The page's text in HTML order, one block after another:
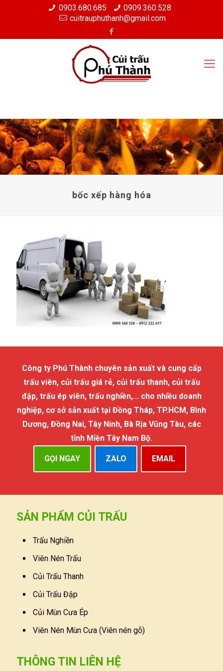
0903.680.685
0909.360.528
cuitrauphuthanh@gmail.com
bốc xếp hàng hóa
Công ty Phú Thành chuyên sản xuất và cung cấp
trấu viên, củi trấu giá rẻ, củi trấu thanh, củi trấu
đập, trấu ép viên, trấu nghiền,... cho nhiều doanh
nghiệp, cơ sở sản xuất tại Đồng Tháp, TP.HCM, Bình
Dương, Đồng Nai, Tây Ninh, Bà Rịa Vũng Tàu, các
tỉnh Miền Tây Nam Bộ.
GỌI NGAY ZALO EMAIL
SẢN PHẨM CỦI TRẤU
Trấu Nghiền
Viên Nén Trấu
Củi Trấu Thanh
Củi Trấu Đập
Củi Mùn Cưa Ép
Viên Nén Mùn Cưa (Viên nén gỗ)
THÔNG TIN LIÊN HỆ